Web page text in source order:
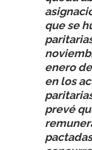
que se
enero
en los
prevé